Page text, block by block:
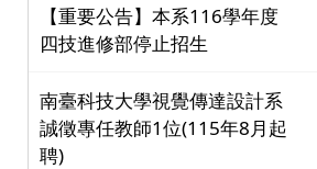
【重要公告】本系116學年度
四技進修部停止招生
南臺科技大學視覺傳達設計系
誠徵專任教師1位(115年8月起
聘)